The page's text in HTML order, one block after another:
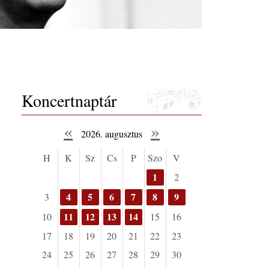
Koncertnaptár
« 2026. augusztus »
H K Sz Cs P Szo V
1
2
3
4 5 6 7 8 9
10 11 12 13 14 15
16
17
18 19 20 21 22
23
24
25 26 27 28 29
30